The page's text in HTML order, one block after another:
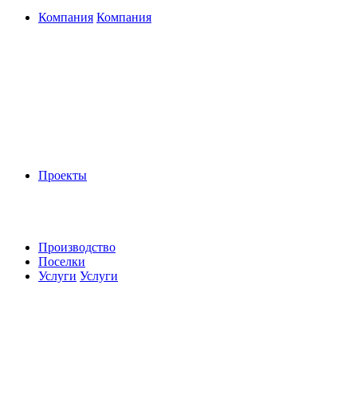
Компания Компания
Проекты
Производство
Поселки
Услуги Услуги